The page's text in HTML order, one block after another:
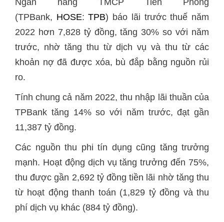
Ngân hàng TMCP Tiên Phong
(TPBank, HOSE:TPB) báo lãi trước thuế năm
2022 hơn 7,828 tỷ đồng, tăng 30% so với năm
trước, nhờ tăng thu từ dịch vụ và thu từ các
khoản nợ đã được xóa, bù đắp bằng nguồn rủi
ro.
Tính chung cả năm 2022, thu nhập lãi thuần của
TPBank tăng 14% so với năm trước, đạt gần
11,387 tỷ đồng.
Các nguồn thu phi tín dụng cũng tăng trưởng
mạnh. Hoạt động dịch vụ tăng trưởng đến 75%,
thu được gần 2,692 tỷ đồng tiền lãi nhờ tăng thu
từ hoạt động thanh toán (1,829 tỷ đồng và thu
phí dịch vụ khác (884 tỷ đồng).